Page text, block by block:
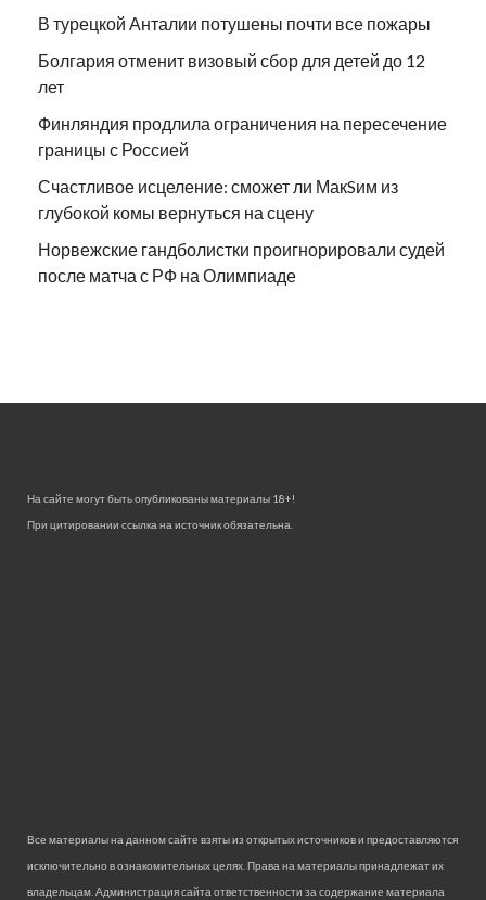
В турецкой Анталии потушены почти все пожары
Болгария отменит визовый сбор для детей до 12
лет
Финляндия продлила ограничения на пересечение
границы с Россией
Счастливое исцеление: сможет ли МакSим из
глубокой комы вернуться на сцену
Норвежские гандболистки проигнорировали судей
после матча с РФ на Олимпиаде
На сайте могут быть опубликованы материалы 18+!
При цитировании ссылка на источник обязательна.
Все материалы на данном сайте взяты из открытых источников и предоставляются
исключительно в ознакомительных целях. Права на материалы принадлежат их
владельцам. Администрация сайта ответственности за содержание материала